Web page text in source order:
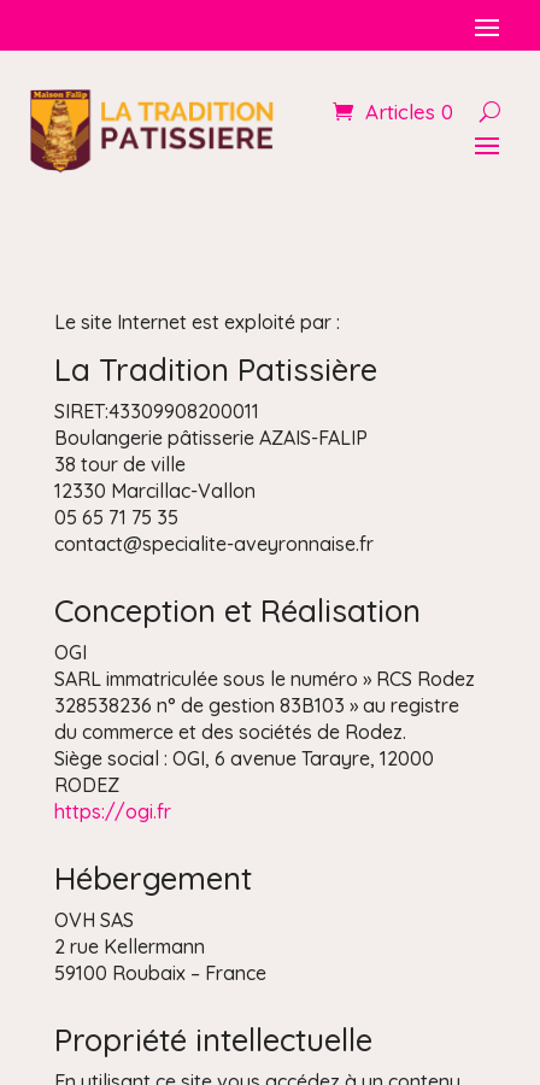
Articles 0
Le site Internet est exploité par :
La Tradition Patissière
SIRET:43309908200011
Boulangerie pâtisserie AZAIS-FALIP
38 tour de ville
12330 Marcillac-Vallon
05 65 71 75 35
contact@specialite-aveyronnaise.fr
Conception et Réalisation
OGI
SARL immatriculée sous le numéro » RCS Rodez
328538236 n° de gestion 83B103 » au registre
du commerce et des sociétés de Rodez.
Siège social : OGI, 6 avenue Tarayre, 12000
RODEZ
https://ogi.fr
Hébergement
OVH SAS
2 rue Kellermann
59100 Roubaix – France
Propriété intellectuelle